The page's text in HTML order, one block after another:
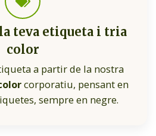
teva etiqueta i tria
color
a partir de la nostra
corporatiu, pensant en
sempre en negre.